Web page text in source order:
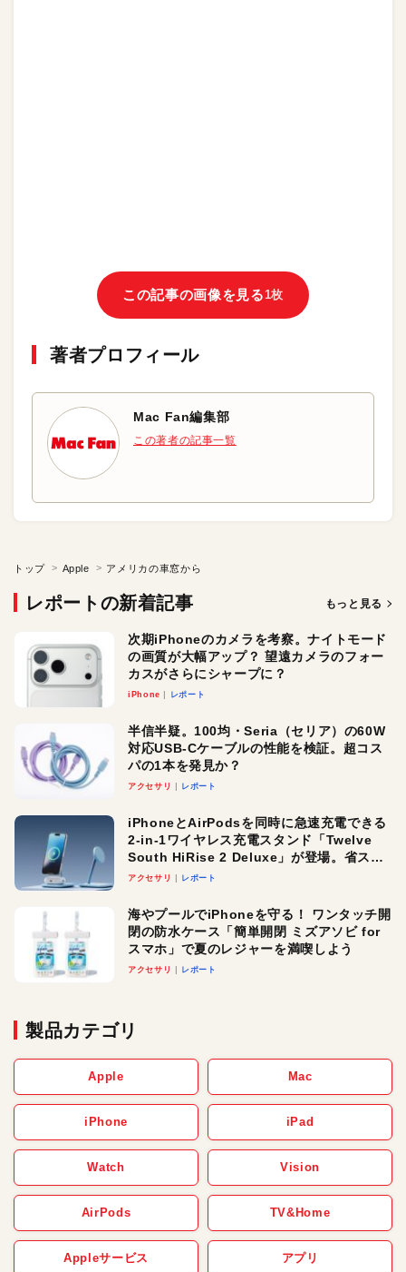
この記事の画像を見る1枚
著者プロフィール
Mac Fan編集部
この著者の記事一覧
トップ Apple アメリカの車窓から
レポートの新着記事 もっと見る
次期iPhoneのカメラを考察。ナイトモード
の画質が大幅アップ？ 望遠カメラのフォー
カスがさらにシャープに？
iPhone レポート
半信半疑。100均・Seria（セリア）の60W
対応USB-Cケーブルの性能を検証。超コス
パの1本を発見か？
アクセサリ レポート
iPhoneとAirPodsを同時に急速充電できる
2-in-1ワイヤレス充電スタンド「Twelve
South HiRise 2 Deluxe」が登場。省スペ
ースでおしゃれに充電したい人にオスス
アクセサリ レポート
海やプールでiPhoneを守る！ ワンタッチ開
閉の防水ケース「簡単開閉 ミズアソビ for
スマホ」で夏のレジャーを満喫しよう
アクセサリ レポート
製品カテゴリ
Apple Mac
iPhone iPad
Watch Vision
AirPods TV&Home
Appleサービス アプリ